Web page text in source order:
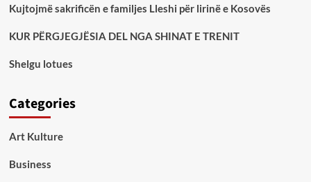
Kujtojmë sakrificën e familjes Lleshi për lirinë e Kosovës
KUR PËRGJEGJËSIA DEL NGA SHINAT E TRENIT
Shelgu lotues
Categories
Art Kulture
Business